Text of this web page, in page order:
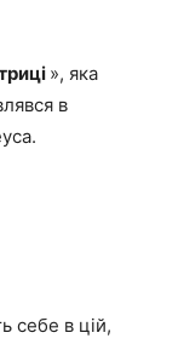
», яка
в
себе в цій,